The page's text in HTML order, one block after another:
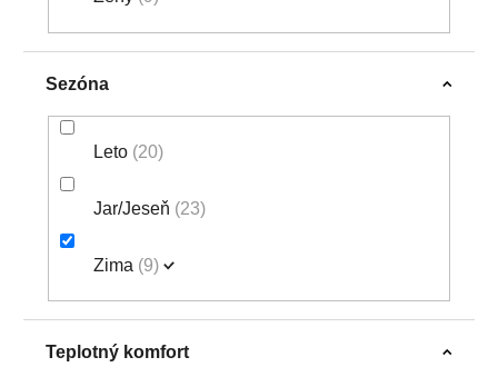
Sezóna
Leto 20
Jar/Jeseň 23
Zima 9
Teplotný komfort